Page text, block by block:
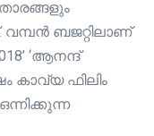
ബജറ്റിലാണ്
‘ആനന്ദ്
കാവ്യ ഫിലിം